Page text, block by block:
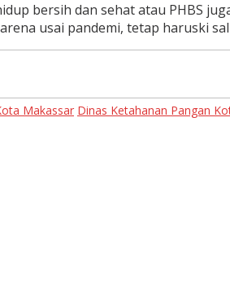
bersih dan sehat atau PHBS
usai pandemi, tetap haruski
Makassar Dinas Ketahanan Pangan